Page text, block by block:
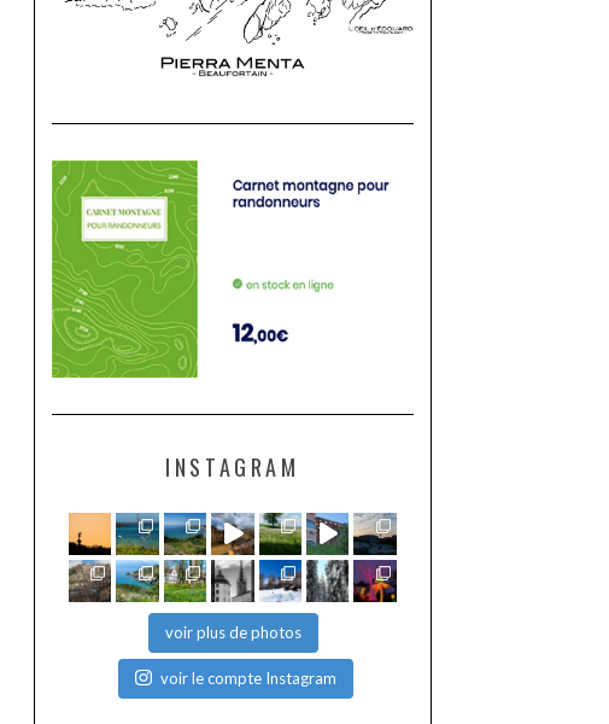
INSTAGRAM
voir plus de photos
voir le compte Instagram